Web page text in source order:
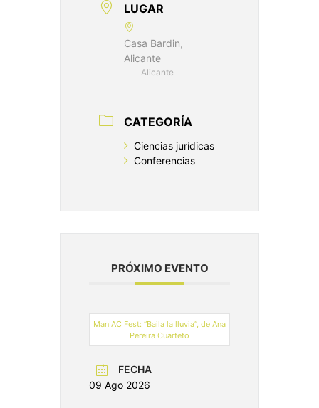
LUGAR
Casa Bardin,
Alicante
Alicante
CATEGORÍA
Ciencias jurídicas
Conferencias
PRÓXIMO EVENTO
ManIAC Fest: “Baila la lluvia”, de Ana
Pereira Cuarteto
FECHA
09 Ago 2026